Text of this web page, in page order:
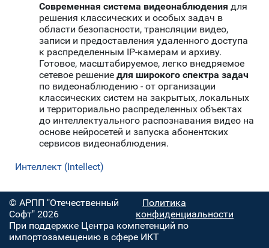
Современная система видеонаблюдения для
решения классических и особых задач в
области безопасности, трансляции видео,
записи и предоставления удаленного доступа
к распределенным IP-камерам и архиву.
Готовое, масштабируемое, легко внедряемое
сетевое решение для широкого спектра задач
по видеонаблюдению - от организации
классических систем на закрытых, локальных
и территориально распределенных объектах
до интеллектуального распознавания видео на
основе нейросетей и запуска абонентских
сервисов видеонаблюдения.
Интеллект (Intellect)
© АРПП "Отечественный
Софт" 2026
Политика
конфиденциальности
При поддержке Центра компетенций по
импортозамещению в сфере ИКТ